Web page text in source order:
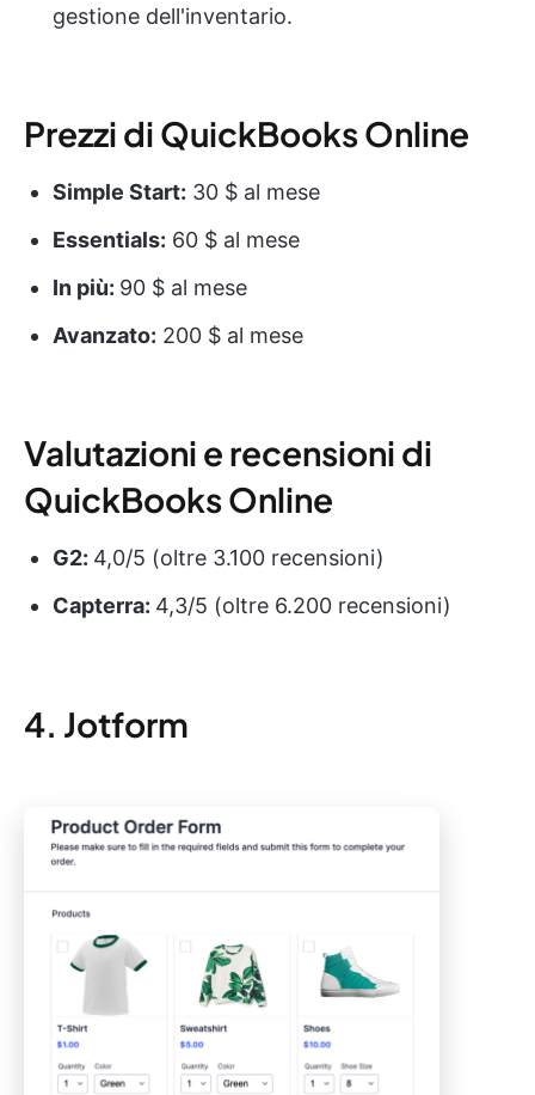
gestione dell'inventario.
Prezzi di QuickBooks Online
Simple Start: 30 $ al mese
Essentials: 60 $ al mese
In più: 90 $ al mese
Avanzato: 200 $ al mese
Valutazioni e recensioni di
QuickBooks Online
G2: 4,0/5 (oltre 3.100 recensioni)
Capterra: 4,3/5 (oltre 6.200 recensioni)
4. Jotform